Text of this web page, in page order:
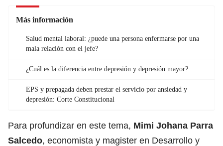
Más información
Salud mental laboral: ¿puede una persona enfermarse por una
mala relación con el jefe?
¿Cuál es la diferencia entre depresión y depresión mayor?
EPS y prepagada deben prestar el servicio por ansiedad y
depresión: Corte Constitucional
Para profundizar en este tema, Mimi Johana Parra
Salcedo, economista y magister en Desarrollo y